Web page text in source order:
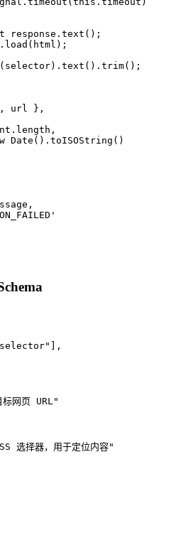
response.text();
url },
Date().toISOString()
网页 URL"
择器，用于定位内容"